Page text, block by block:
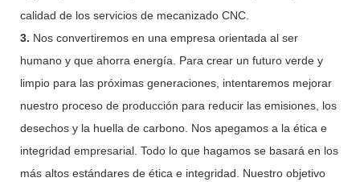
calidad de los servicios de mecanizado CNC.
3. Nos convertiremos en una empresa orientada al ser
humano y que ahorra energía. Para crear un futuro verde y
limpio para las próximas generaciones, intentaremos mejorar
nuestro proceso de producción para reducir las emisiones, los
desechos y la huella de carbono. Nos apegamos a la ética e
integridad empresarial. Todo lo que hagamos se basará en los
más altos estándares de ética e integridad. Nuestro objetivo